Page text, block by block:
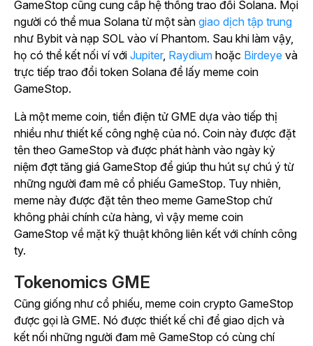
GameStop cũng cung cấp hệ thống trao đổi Solana. Mọi
người có thể mua Solana từ một sàn giao dịch tập trung
như Bybit và nạp SOL vào ví Phantom. Sau khi làm vậy,
họ có thể kết nối ví với Jupiter, Raydium hoặc Birdeye và
trực tiếp trao đổi token Solana để lấy meme coin
GameStop.
Là một meme coin, tiền điện tử GME dựa vào tiếp thị
nhiều như thiết kế công nghệ của nó. Coin này được đặt
tên theo GameStop và được phát hành vào ngày kỷ
niệm đợt tăng giá GameStop để giúp thu hút sự chú ý từ
những người đam mê cổ phiếu GameStop. Tuy nhiên,
meme này được đặt tên theo meme GameStop chứ
không phải chính cửa hàng, vì vậy meme coin
GameStop về mặt kỹ thuật không liên kết với chính công
ty.
Tokenomics GME
Cũng giống như cổ phiếu, meme coin crypto GameStop
được gọi là GME. Nó được thiết kế chỉ để giao dịch và
kết nối những người đam mê GameStop có cùng chí